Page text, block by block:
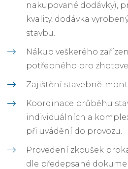
nakupované dodávky),
kvality, dodávka
stavbu.
Nákup veškerého
potřebného pro
Zajištění stavebně-
Koordinace průběhu
individuálních a
při uvádění do provozu.
Provedení zkoušek
dle předepsané